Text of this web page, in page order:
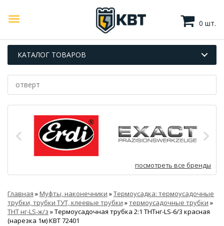
0 шт.
КАТАЛОГ ТОВАРОВ
посмотреть все бренды
Главная »Муфты, наконечники »Термоусадка: термоусадочные
трубки, трубки ТУТ, клеевые трубки »термоусадочные трубки »
ТНТ нг-LS-ж/з »Термоусадочная трубка 2:1 ТНТнг-LS-6/3 красная
(нарезка 1м) КВТ 72401